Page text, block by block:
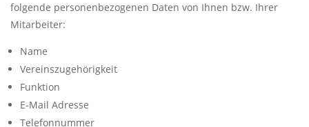
folgende personenbezogenen Daten von Ihnen bzw. Ihrer
Mitarbeiter:
Name
Vereinszugehörigkeit
Funktion
E-Mail Adresse
Telefonnummer